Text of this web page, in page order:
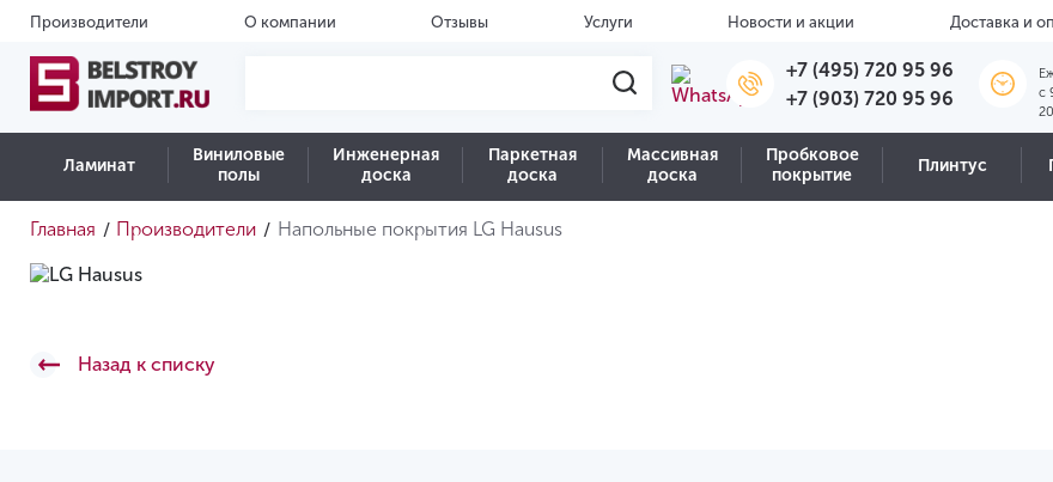
Производители О компании Отзывы Услуги Новости и акции Доставка и
+7 (495) 720 95 96
+7 (903) 720 95 96
c
Ламинат
Виниловые
полы
Инженерная
доска
Паркетная
доска
Массивная
доска
Пробковое
покрытие
Плинтус
Главная / Производители / Напольные покрытия LG Hausus
Назад к списку